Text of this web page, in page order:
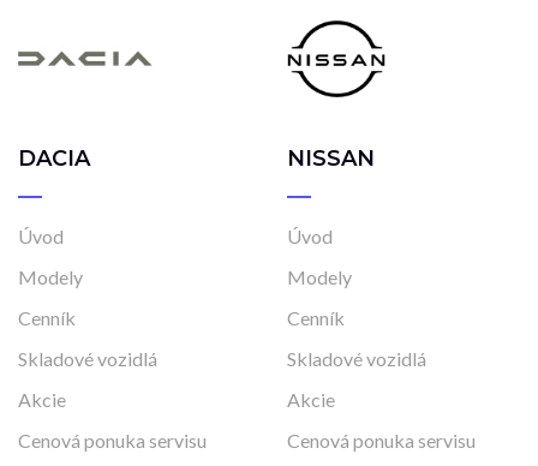
DACIA
Úvod
Modely
Cenník
Skladové vozidlá
Akcie
Cenová ponuka servisu
NISSAN
Úvod
Modely
Cenník
Skladové vozidlá
Akcie
Cenová ponuka servisu